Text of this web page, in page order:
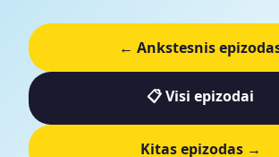
← Ankstesnis
📋 Visi epizodai
Kitas epizodas →